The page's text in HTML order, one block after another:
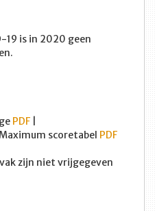
19 is in 2020 geen
PDF
Maximum scoretabel PDF
zijn niet vrijgegeven